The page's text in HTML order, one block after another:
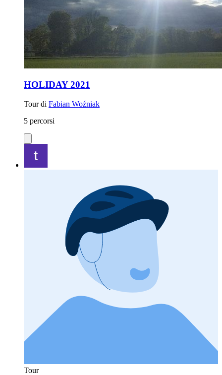
HOLIDAY 2021
Tour di Fabian Woźniak
5 percorsi
Tour